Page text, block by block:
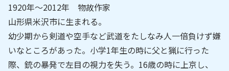
1920年～2012年 物故作家
山形県米沢市に生まれる。
幼少期から剣道や空手など武道をたしなみ人一倍負けず嫌
いなところがあった。小学1年生の時に父と猟に行った
際、銃の暴発で左目の視力を失う。16歳の時に上京し、